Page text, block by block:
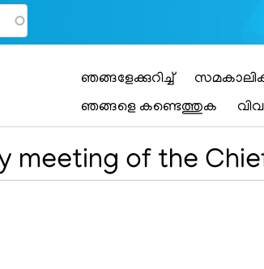
Mainഞങ്ങളേക്കുറിച്ച്
ഞങ്ങളെ കണ്ടെത്തുക
meeting of the